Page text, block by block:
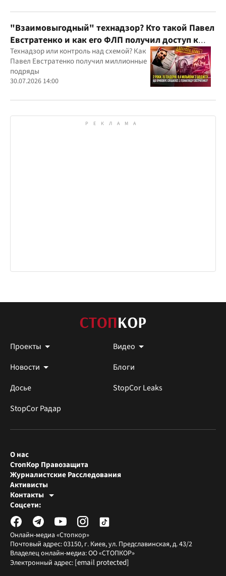
юрисдикций
"Взаимовыгодный" технадзор? Кто такой Павел
Евстратенко и как его ФЛП получил доступ к
бюджетным миллионам?
Технадзор или контроль над схемой? Как
Павел Евстратенко получил миллионные
подряды
30.07.2026 14:00
Проекты
Видео
Новости
Блоги
Досье
StopCor Leaks
StopCor Радар
Онлайн-медиа «Стопкор»
Почтовый адрес: 03150, г. Киев, ул. Предславинская, д. 43/2
Владелец онлайн-медиа: ОО «СТОПКОР»
Электронный адрес: [email protected]
О нас
СтопКор Правозащита
Журналистские Расследования
Активисты
Контакты
Редакция СтопКора
Журналисты-расследователи
Соцсети: